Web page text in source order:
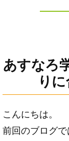
あすなろ
り
こんにちは。
前回のブログ